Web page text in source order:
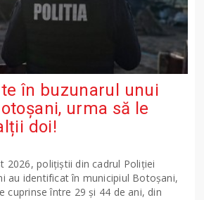
în buzunarul unui
urma să le
doi!
2026, polițiștii din cadrul Poliției
au identificat în municipiul Botoșani,
cuprinse între 29 și 44 de ani, din